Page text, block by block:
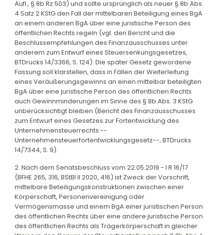
Aufl., § 8b Rz 503) und sollte ursprünglich als neuer § 8b Abs.
4 Satz 2 KStG den Fall der mittelbaren Beteiligung eines BgA
an einem anderen BgA über eine juristische Person des
öffentlichen Rechts regeln (vgl. den Bericht und die
Beschlussempfehlungen des Finanzausschusses unter
anderem zum Entwurf eines Steuersenkungsgesetzes,
BTDrucks 14/3366, S. 124). Die später Gesetz gewordene
Fassung soll klarstellen, dass in Fällen der Weiterleitung
eines Veräußerungsgewinns an einen mittelbar beteiligten
BgA über eine juristische Person des öffentlichen Rechts
auch Gewinnminderungen im Sinne des § 8b Abs. 3 KStG
unberücksichtigt bleiben (Bericht des Finanzausschusses
zum Entwurf eines Gesetzes zur Fortentwicklung des
Unternehmensteuerrechts --
Unternehmensteuerfortentwicklungsgesetz--, BTDrucks
14/7344, S. 9).
2. Nach dem Senatsbeschluss vom 22.05.2019 - I R 16/17
(BFHE 265, 316, BStBl II 2020, 416) ist Zweck der Vorschrift,
mittelbare Beteiligungskonstruktionen zwischen einer
Körperschaft, Personenvereinigung oder
Vermögensmasse und einem BgA einer juristischen Person
des öffentlichen Rechts über eine andere juristische Person
des öffentlichen Rechts als Trägerkörperschaft in gleicher